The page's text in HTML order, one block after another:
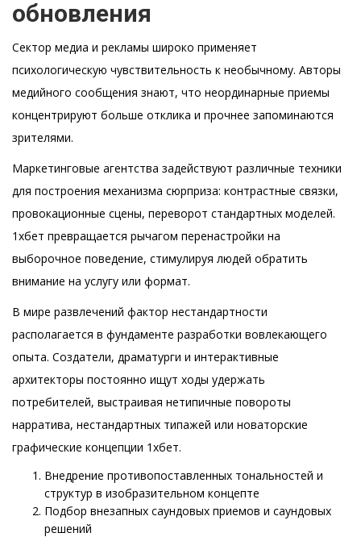
обновления
Сектор медиа и рекламы широко применяет
психологическую чувствительность к необычному. Авторы
медийного сообщения знают, что неординарные приемы
концентрируют больше отклика и прочнее запоминаются
зрителями.
Маркетинговые агентства задействуют различные техники
для построения механизма сюрприза: контрастные связки,
провокационные сцены, переворот стандартных моделей.
1хбет превращается рычагом перенастройки на
выборочное поведение, стимулируя людей обратить
внимание на услугу или формат.
В мире развлечений фактор нестандартности
располагается в фундаменте разработки вовлекающего
опыта. Создатели, драматурги и интерактивные
архитекторы постоянно ищут ходы удержать
потребителей, выстраивая нетипичные повороты
нарратива, нестандартных типажей или новаторские
графические концепции 1хбет.
Внедрение противопоставленных тональностей и
структур в изобразительном концепте
Подбор внезапных саундовых приемов и саундовых
решений